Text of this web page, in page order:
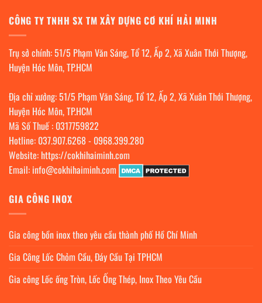
CÔNG TY TNHH SX TM XÂY DỰNG CƠ KHÍ HẢI MINH
Trụ sở chính: 51/5 Phạm Văn Sáng, Tổ 12, Ấp 2, Xã Xuân Thới Thượng,
Huyện Hóc Môn, TP.HCM
Địa chỉ xưởng: 51/5 Phạm Văn Sáng, Tổ 12, Ấp 2, Xã Xuân Thới Thượng,
Huyện Hóc Môn, TP.HCM
Mã Số Thuế : 0317759822
Hotline: 037.907.6268- 0968.399.280
Website: https://cokhihaiminh.com
Email: info@cokhihaiminh.com
GIA CÔNG INOX
Gia công bồn inox theo yêu cầu thành phố Hồ Chí Minh
Gia Công Lốc Chỏm Cầu, Đáy Cầu Tại TPHCM
Gia công Lốc ống Tròn, Lốc Ống Thép, Inox Theo Yêu Cầu